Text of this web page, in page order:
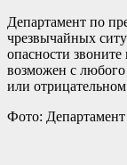
Департамент по
чрезвычайных
опасности
возможен с
или отрицательном
Фото: